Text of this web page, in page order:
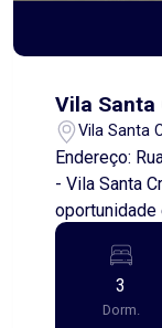
Vila Santa
Vila Santa
Endereço:
- Vila Santa Cruz-
procurados e
na Vila
casa
conta com:
3
Dorm.